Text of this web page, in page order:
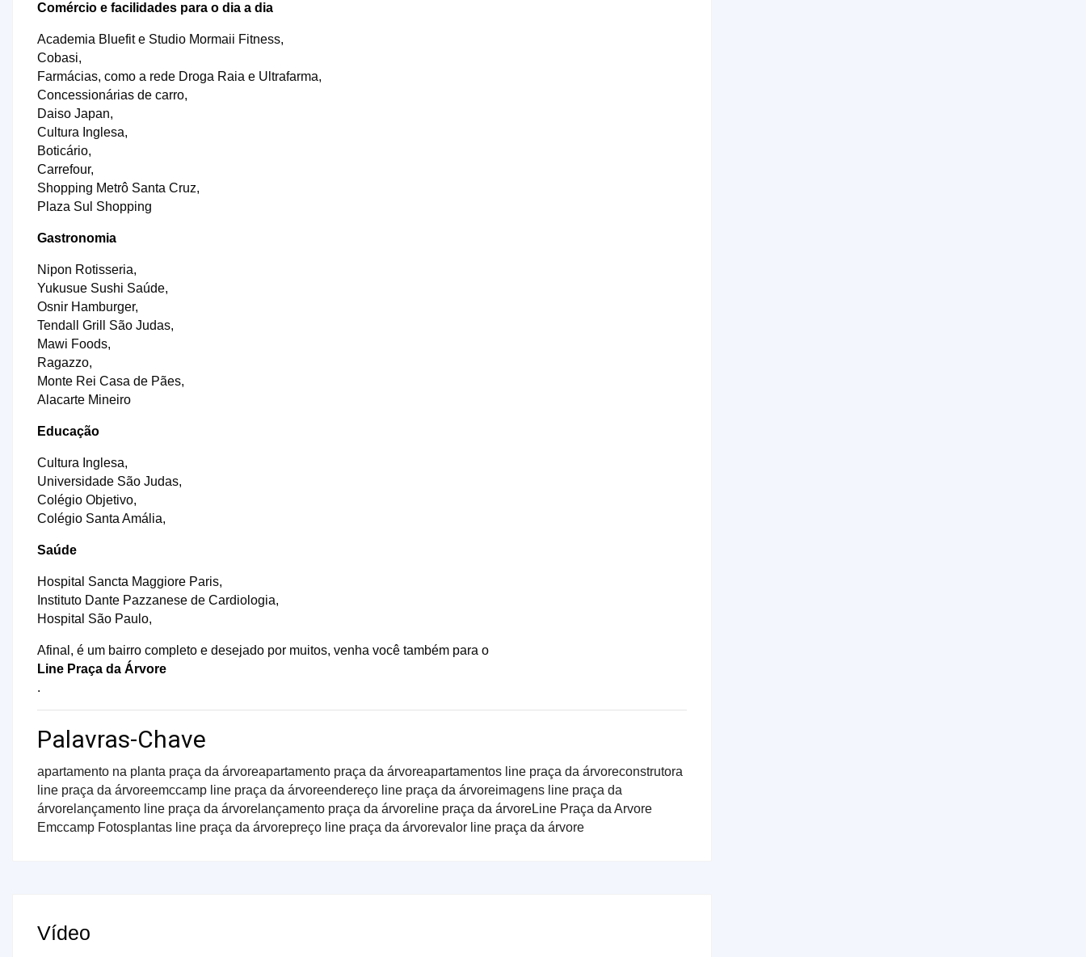
Comércio e facilidades para o dia a dia
Academia Bluefit e Studio Mormaii Fitness,
Cobasi,
Farmácias, como a rede Droga Raia e Ultrafarma,
Concessionárias de carro,
Daiso Japan,
Cultura Inglesa,
Boticário,
Carrefour,
Shopping Metrô Santa Cruz,
Plaza Sul Shopping
Gastronomia
Nipon Rotisseria,
Yukusue Sushi Saúde,
Osnir Hamburger,
Tendall Grill São Judas,
Mawi Foods,
Ragazzo,
Monte Rei Casa de Pães,
Alacarte Mineiro
Educação
Cultura Inglesa,
Universidade São Judas,
Colégio Objetivo,
Colégio Santa Amália,
Saúde
Hospital Sancta Maggiore Paris,
Instituto Dante Pazzanese de Cardiologia,
Hospital São Paulo,
Afinal, é um bairro completo e desejado por muitos, venha você também para o
Line Praça da Árvore
.
Palavras-Chave
apartamento na planta praça da árvoreapartamento praça da árvoreapartamentos line praça da árvoreconstrutora
line praça da árvoreemccamp line praça da árvoreendereço line praça da árvoreimagens line praça da
árvore lançamento line praça da árvore lançamento praça da árvore line praça da árvoreLine Praça da Arvore
Emccamp Fotosplantas line praça da árvorepreço line praça da árvorevalor line praça da árvore
Vídeo